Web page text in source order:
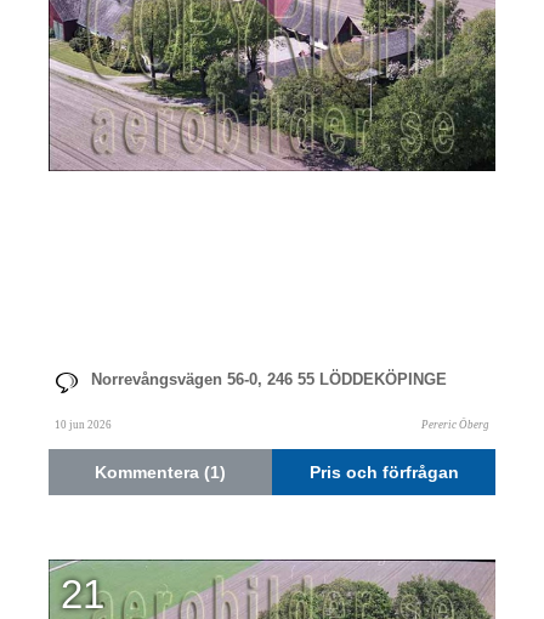
Norrevångsvägen 56-0, 246 55 LÖDDEKÖPINGE
10 jun 2026 Pereric Öberg
Kommentera (1) Pris och förfrågan
21